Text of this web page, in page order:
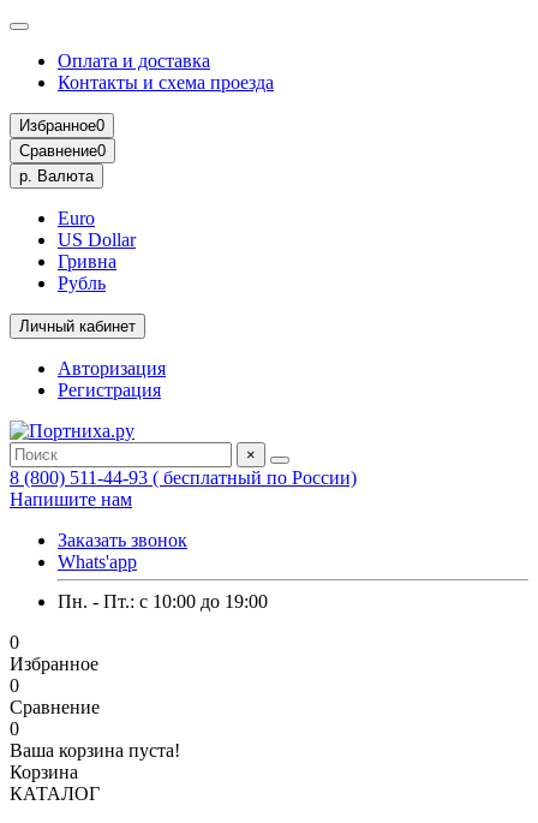
Оплата и доставка
Контакты и схема проезда
Избранное0
Сравнение0
р. Валюта
Euro
US Dollar
Гривна
Рубль
Личный кабинет
Авторизация
Регистрация
×
8 (800) 511-44-93 ( бесплатный по России)
Напишите нам
Заказать звонок
Whats'app
Пн. - Пт.: c 10:00 до 19:00
0
Избранное
0
Сравнение
0
Ваша корзина пуста!
Корзина
КАТАЛОГ